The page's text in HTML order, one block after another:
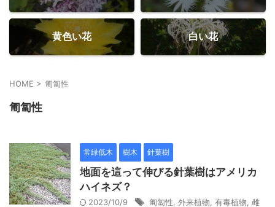
黄色い花 白い花
HOME > 匍匐性
匍匐性
常緑低木 樹木 針葉樹
地面を這って伸びる針葉樹はアメリカ
ハイネズ？
2023/10/9 匍匐性 外来植物 有毒植物 雌